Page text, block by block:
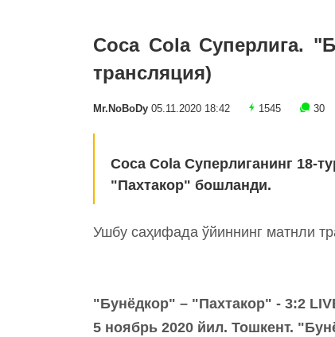
Coca Cola Суперлига.
трансляция)
Mr.NoBoDy 05.11.2020 18:42 1545 30
Coca Cola Суперлиганинг 18-
"Пахтакор" бошланди.
Ушбу саҳифада ўйиннинг матнли
"Бунёдкор" – "Пахтакор" - 3:2
5 ноябрь 2020 йил. Тошкент.